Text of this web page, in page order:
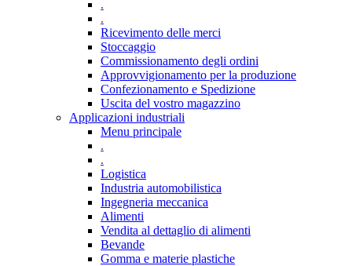
.
.
Ricevimento delle merci
Stoccaggio
Commissionamento degli ordini
Approvvigionamento per la produzione
Confezionamento e Spedizione
Uscita del vostro magazzino
Applicazioni industriali
Menu principale
.
.
Logistica
Industria automobilistica
Ingegneria meccanica
Alimenti
Vendita al dettaglio di alimenti
Bevande
Gomma e materie plastiche